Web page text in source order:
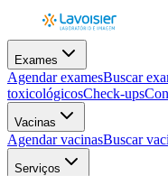
Exames
Agendar examesBuscar
toxicológicosCheck-ups
Vacinas
Agendar vacinasBuscar
Serviços